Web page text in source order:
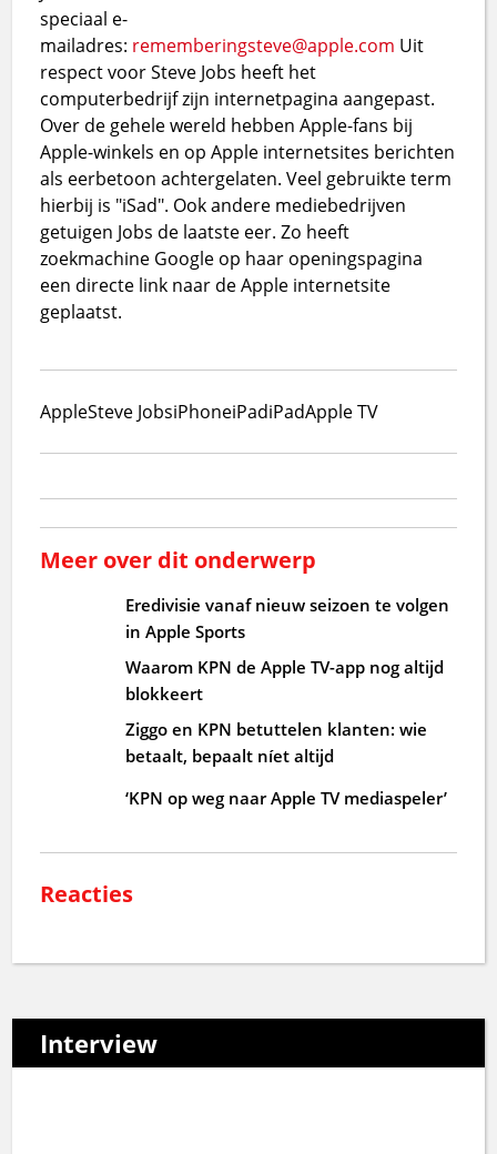
speciaal e-
mailadres: rememberingsteve@apple.com Uit
respect voor Steve Jobs heeft het
computerbedrijf zijn internetpagina aangepast.
Over de gehele wereld hebben Apple-fans bij
Apple-winkels en op Apple internetsites berichten
als eerbetoon achtergelaten. Veel gebruikte term
hierbij is "iSad". Ook andere mediebedrijven
getuigen Jobs de laatste eer. Zo heeft
zoekmachine Google op haar openingspagina
een directe link naar de Apple internetsite
geplaatst.
AppleSteve JobsiPhoneiPadiPadApple TV
Meer over dit onderwerp
Eredivisie vanaf nieuw seizoen te volgen
in Apple Sports
Waarom KPN de Apple TV-app nog altijd
blokkeert
Ziggo en KPN betuttelen klanten: wie
betaalt, bepaalt níet altijd
‘KPN op weg naar Apple TV mediaspeler’
Reacties
Interview